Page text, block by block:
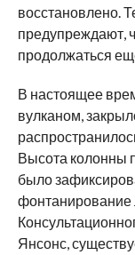
восстановлено.
предупреждают,
продолжаться
В настоящее
вулканом,
Высота колонны
было
фонтанирование
Янсонс,